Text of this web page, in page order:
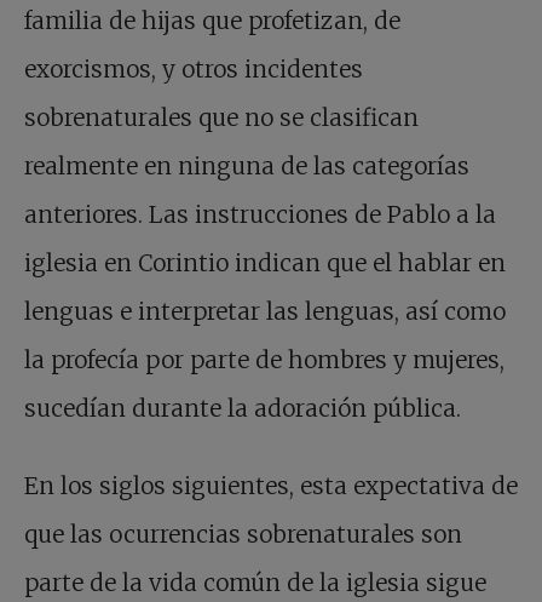
familia de hijas que profetizan, de
exorcismos, y otros incidentes
sobrenaturales que no se clasifican
realmente en ninguna de las categorías
anteriores. Las instrucciones de Pablo a la
iglesia en Corintio indican que el hablar en
lenguas e interpretar las lenguas, así como
la profecía por parte de hombres y mujeres,
sucedían durante la adoración pública.
En los siglos siguientes, esta expectativa de
que las ocurrencias sobrenaturales son
parte de la vida común de la iglesia sigue